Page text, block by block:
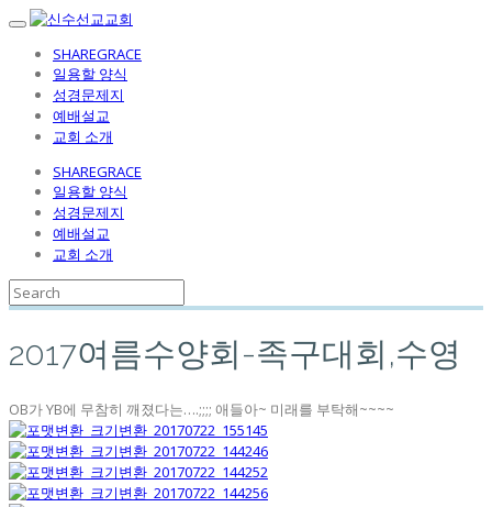
SHAREGRACE
일용할 양식
성경문제지
예배설교
교회 소개
SHAREGRACE
일용할 양식
성경문제지
예배설교
교회 소개
2017여름수양회-족구대회,수영
OB가 YB에 무참히 깨졌다는….;;;; 애들아~ 미래를 부탁해~~~~